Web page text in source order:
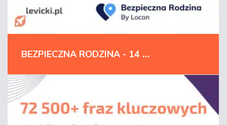
BEZPIECZNA RODZINA - 14 610 % WZROSTU W TOP10 I 3 MIEJSCE SEO W POLSCE